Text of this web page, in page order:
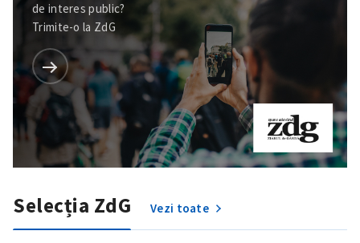
de interes public?
Trimite-o la ZdG
Selecția ZdG Vezi toate